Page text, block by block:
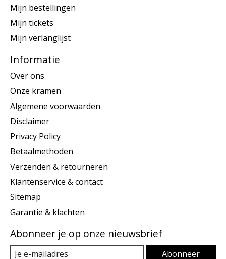
Mijn bestellingen
Mijn tickets
Mijn verlanglijst
Informatie
Over ons
Onze kramen
Algemene voorwaarden
Disclaimer
Privacy Policy
Betaalmethoden
Verzenden & retourneren
Klantenservice & contact
Sitemap
Garantie & klachten
Abonneer je op onze nieuwsbrief
Abonneer